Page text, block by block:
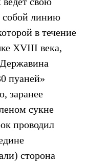
собой линию
в течение
XVIII века,
пуаней»
заранее
сукне
проводил
сторона